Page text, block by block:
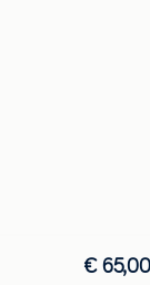
€ 65,00